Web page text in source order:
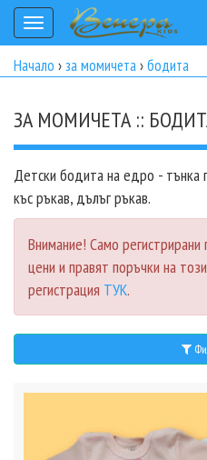
Toggle
navigation
Начало ›за момичета›бодита
ЗА МОМИЧЕТА ::
Детски бодита на едро - тънка
къс ръкав, дълъг ръкав.
Внимание! Само
цени и правят поръчки на
регистрация ТУК.